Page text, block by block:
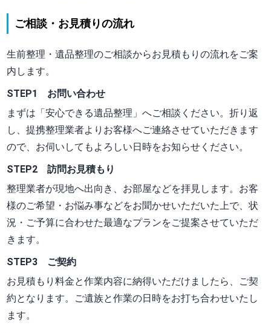
ご相談・お見積りの流れ
生前整理・遺品整理のご相談からお見積もりの流れをご案
内します。
STEP1 お問い合わせ
まずは 「安心できる遺品整理」へご相談ください。折り返
し、提携整理業者よりお客様へご連絡させていただきます
ので、お伺いしてもよろしい日時をお知らせください。
STEP2 訪問お見積もり
整理業者が現地へ出向き、お部屋などを拝見します。お客
様のご希望・お悩み事などをお聞かせいただいた上で、状
況・ご予算に合わせた最適なプランをご提案させていただ
きます。
STEP3 ご契約
お見積もり料金と作業内容に納得いただけましたら、ご契
約となります。ご遺族と作業の日時をお打ち合わせいたし
ます。